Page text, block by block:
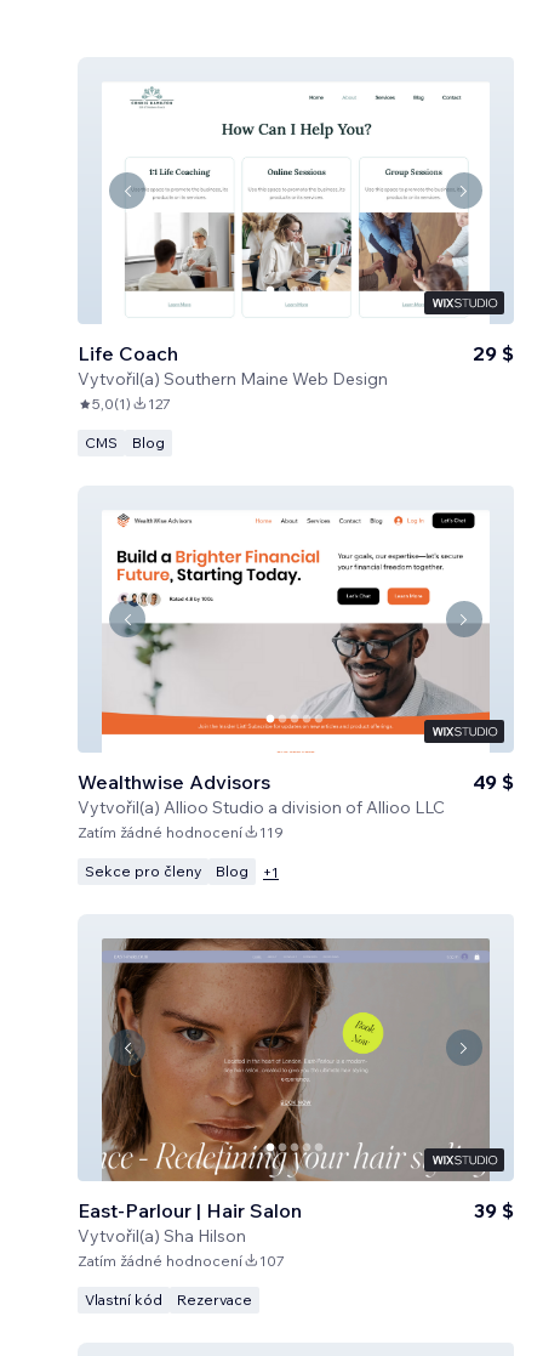
Life Coach
Vytvořil(a) Southern Maine Web Design
29 $
5,0(1) 127
CMS Blog
Wealthwise Advisors
Vytvořil(a) Allioo Studio a division of Allioo LLC
49 $
Zatím žádné hodnocení 119
Sekce pro členy Blog +1
East-Parlour | Hair Salon
Vytvořil(a) Sha Hilson
39 $
Zatím žádné hodnocení 107
Vlastní kód Rezervace